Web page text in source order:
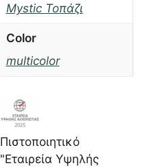
Mystic Τοπάζι
Color
multicolor
Πιστοποιητικό
"Εταιρεία Υψηλής